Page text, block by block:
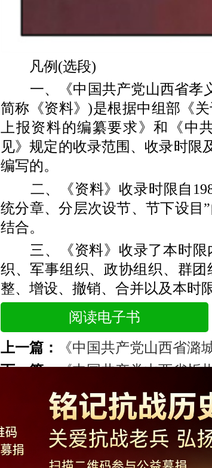
凡例(选段)
一、《中国共产党山西省孝
简称《资料》)是根据中组部《
上报资料的编纂要求》和《中
见》规定的收录范围、收录时限
编写的。
二、《资料》收录时限自
统分章、分层次设节、节下设目
结合。
三、《资料》收录了本时限
织、军事组织、政协组织、群
整、增设、撤销、合并以及本时
阅读电子书
上一篇：
《中国共产党山西省潞
下一篇：《中国共产党山西省忻
湘ICP备18022032号 湘
中央网信办违法和不良信息举报中心
不良信息举报电话：0731-